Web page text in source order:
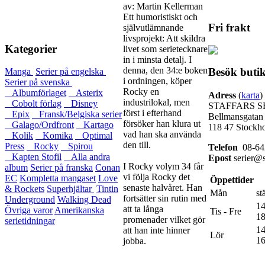
Kategorier
Manga Serier på engelska
Serier på svenska
Albumförlaget
Asterix
Cobolt förlag
Disney
Epix
Fransk/Belgiska serier
Galago/Ordfront
Kartago
Kolik
Komika
Optimal
Press
Rocky
Spirou
Kapten Stofil
Alla andra
album Serier på franska Conan
EC Kompletta mangaset Love
& Rockets Superhjältar Tintin
Underground Walking Dead
Övriga varorAmerikanska
serietidningar
av: Martin Kellerman
Ett humoristiskt och
självutlämnande
livsprojekt: Att ­skildra
­livet som serietecknare
in i minsta detalj. I
denna, den 34:e ­boken
i ordningen, köper
Rocky en
industrilokal, men
först i efter­hand
försöker han klura ut
vad han ska använda
den till.
I Rocky volym 34 får
vi följa Rocky det
senaste halvåret. Han
fortsätter sin rutin med
att ta långa
promenader vilket gör
att han inte hinner
jobba.
Fri frakt
Besök
Adress (karta)
STAFFARS
Bellmansgatan
118 47
Telefon 08-
Epost
Öppettider
Mån
Tis - Fre
Lör